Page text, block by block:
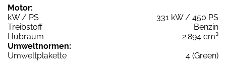
Motor:
kW / PS
331 kW / 450 PS
Treibstoff
Benzin
Hubraum
2.894 cm³
Umweltnormen:
Umweltplakette
4 (Green)